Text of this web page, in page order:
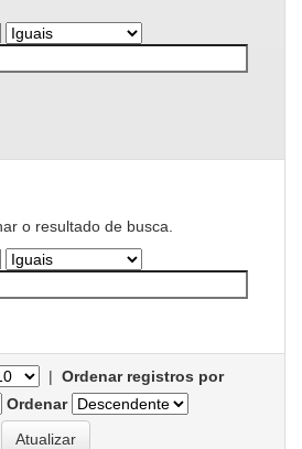
o resultado de busca.
| Ordenar registros por
Ordenar